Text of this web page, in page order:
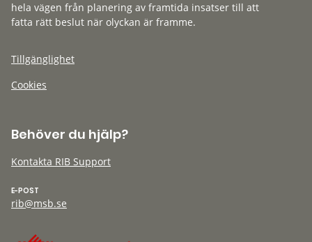
hela vägen från planering av framtida insatser till att
fatta rätt beslut när olyckan är framme.
Tillgänglighet
Cookies
Behöver du hjälp?
Kontakta RIB Support
E-POST
rib@msb.se